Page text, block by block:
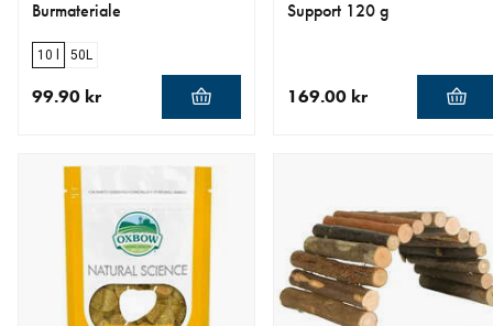
Burmateriale
10 l 50L
99.90 kr
Support 120 g
169.00 kr